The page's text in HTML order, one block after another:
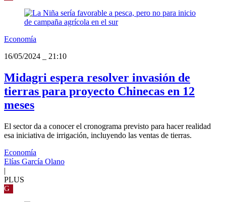
Economía
16/05/2024
21:10
Midagri espera resolver invasión de
tierras para proyecto Chinecas en 12
meses
El sector da a conocer el cronograma previsto para hacer realidad
esa iniciativa de irrigación, incluyendo las ventas de tierras.
Economía
Elías García Olano
|
PLUS
G